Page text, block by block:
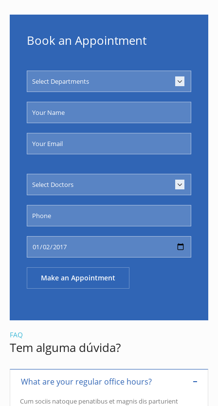
Book an Appointment
FAQ
Tem alguma dúvida?
What are your regular office hours?
Cum sociis natoque penatibus et magnis dis parturient